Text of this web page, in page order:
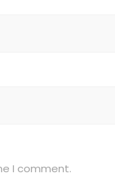
I comment.